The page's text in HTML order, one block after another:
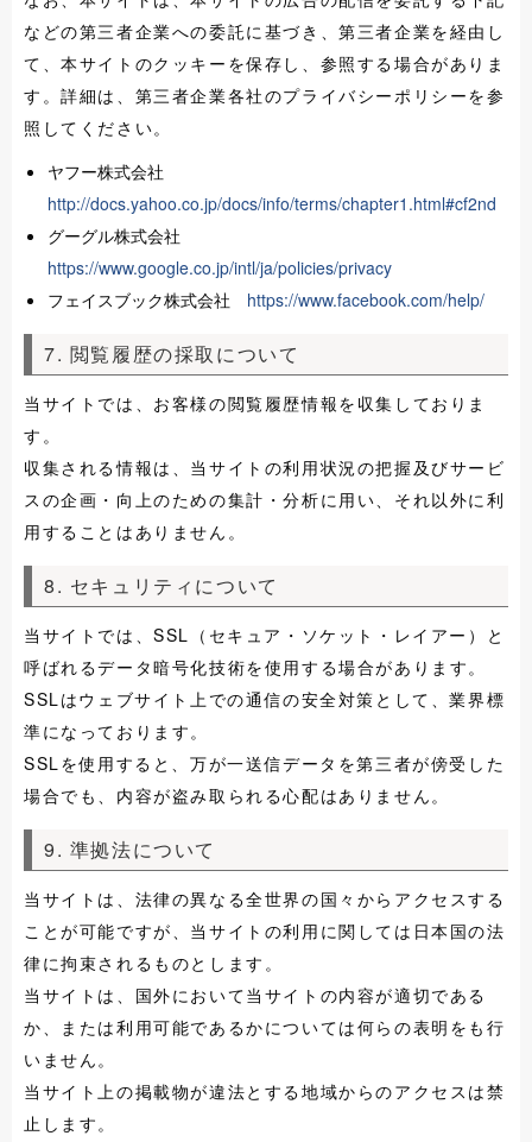
などの第三者企業への委託に基づき、第三者企業を経由し
て、本サイトのクッキーを保存し、参照する場合がありま
す。詳細は、第三者企業各社のプライバシーポリシーを参
照してください。
ヤフー株式会社
http://docs.yahoo.co.jp/docs/info/terms/chapter1.html#cf2nd
グーグル株式会社
https://www.google.co.jp/intl/ja/policies/privacy
フェイスブック株式会社 https://www.facebook.com/help/
7. 閲覧履歴の採取について
当サイトでは、お客様の閲覧履歴情報を収集しておりま
す。
収集される情報は、当サイトの利用状況の把握及びサービ
スの企画・向上のための集計・分析に用い、それ以外に利
用することはありません。
8. セキュリティについて
当サイトでは、SSL（セキュア・ソケット・レイアー）と
呼ばれるデータ暗号化技術を使用する場合があります。
SSLはウェブサイト上での通信の安全対策として、業界標
準になっております。
SSLを使用すると、万が一送信データを第三者が傍受した
場合でも、内容が盗み取られる心配はありません。
9. 準拠法について
当サイトは、法律の異なる全世界の国々からアクセスする
ことが可能ですが、当サイトの利用に関しては日本国の法
律に拘束されるものとします。
当サイトは、国外において当サイトの内容が適切である
か、または利用可能であるかについては何らの表明をも行
いません。
当サイト上の掲載物が違法とする地域からのアクセスは禁
止します。